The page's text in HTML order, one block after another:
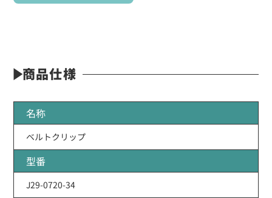
商品仕様
名称
ベルトクリップ
型番
J29-0720-34